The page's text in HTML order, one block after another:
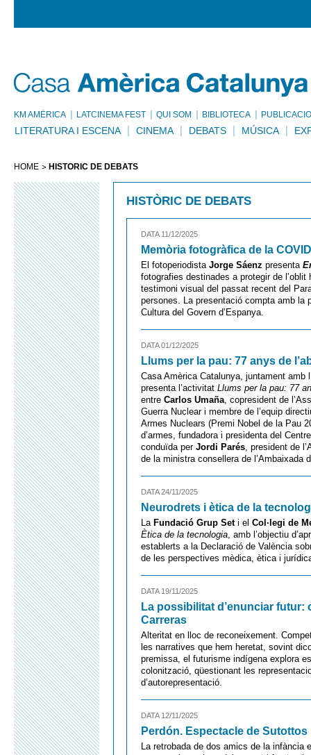
KM AMÈRICA LATCINEMA FEST QUI SOM BIBLIOTECA
LITERATURA I ESCENA CINEMA DEBATS MÚSICA
HOME HISTÒRIC DE DEBATS
HISTÒRIC DE DEBATS
DATA 11/12/2025
Memòria fotogràfica de la
El fotoperiodistaJorge Sáenz presenta
fotografies destinades a protegir de
testimoni visual del passat recent del
persones. La presentació compta amb la
Cultura del Govern d’Espanya.
DATA 01/12/2025
Llums per la pau: 77 anys de
Casa Amèrica Catalunya, juntament amb
presenta l’activitat Llums per la pau: 77
entre Carlos Umaña, copresident de
Guerra Nuclear i membre de l’equip
Armes Nuclears (Premi Nobel de la Pau
d’armes, fundadora i presidenta del
conduïda per Jordi Parés, president de
de la ministra consellera de l’Ambaixada
DATA 24/11/2025
Neurodrets i ètica de la
La Fundació Grup Seti el Col·legi de
Ètica de la tecnologia, amb l’objectiu
establerts a la Declaració de València
de les perspectives mèdica, ètica i
DATA 19/11/2025
La possibilitat d’enunciar
Carreras
Alteritat en lloc de reconeixement.
les narratives que hem heretat, sovint
premissa, el futurisme indígena explora
colonització, qüestionant les
d’autorepresentació.
DATA 12/11/2025
Perdón. Espectacle de Sutottos
La retrobada de dos amics de la infància